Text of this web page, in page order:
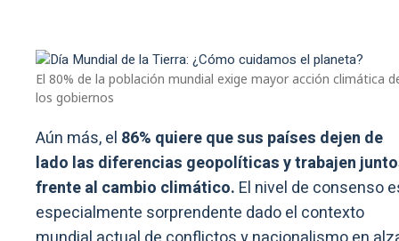
El 80% de la población mundial exige mayor acción climática
los gobiernos
Aún más, el 86% quiere que sus países dejen de
lado las diferencias geopolíticas y trabajen
frente al cambio climático. El nivel de consenso
especialmente sorprendente dado el contexto